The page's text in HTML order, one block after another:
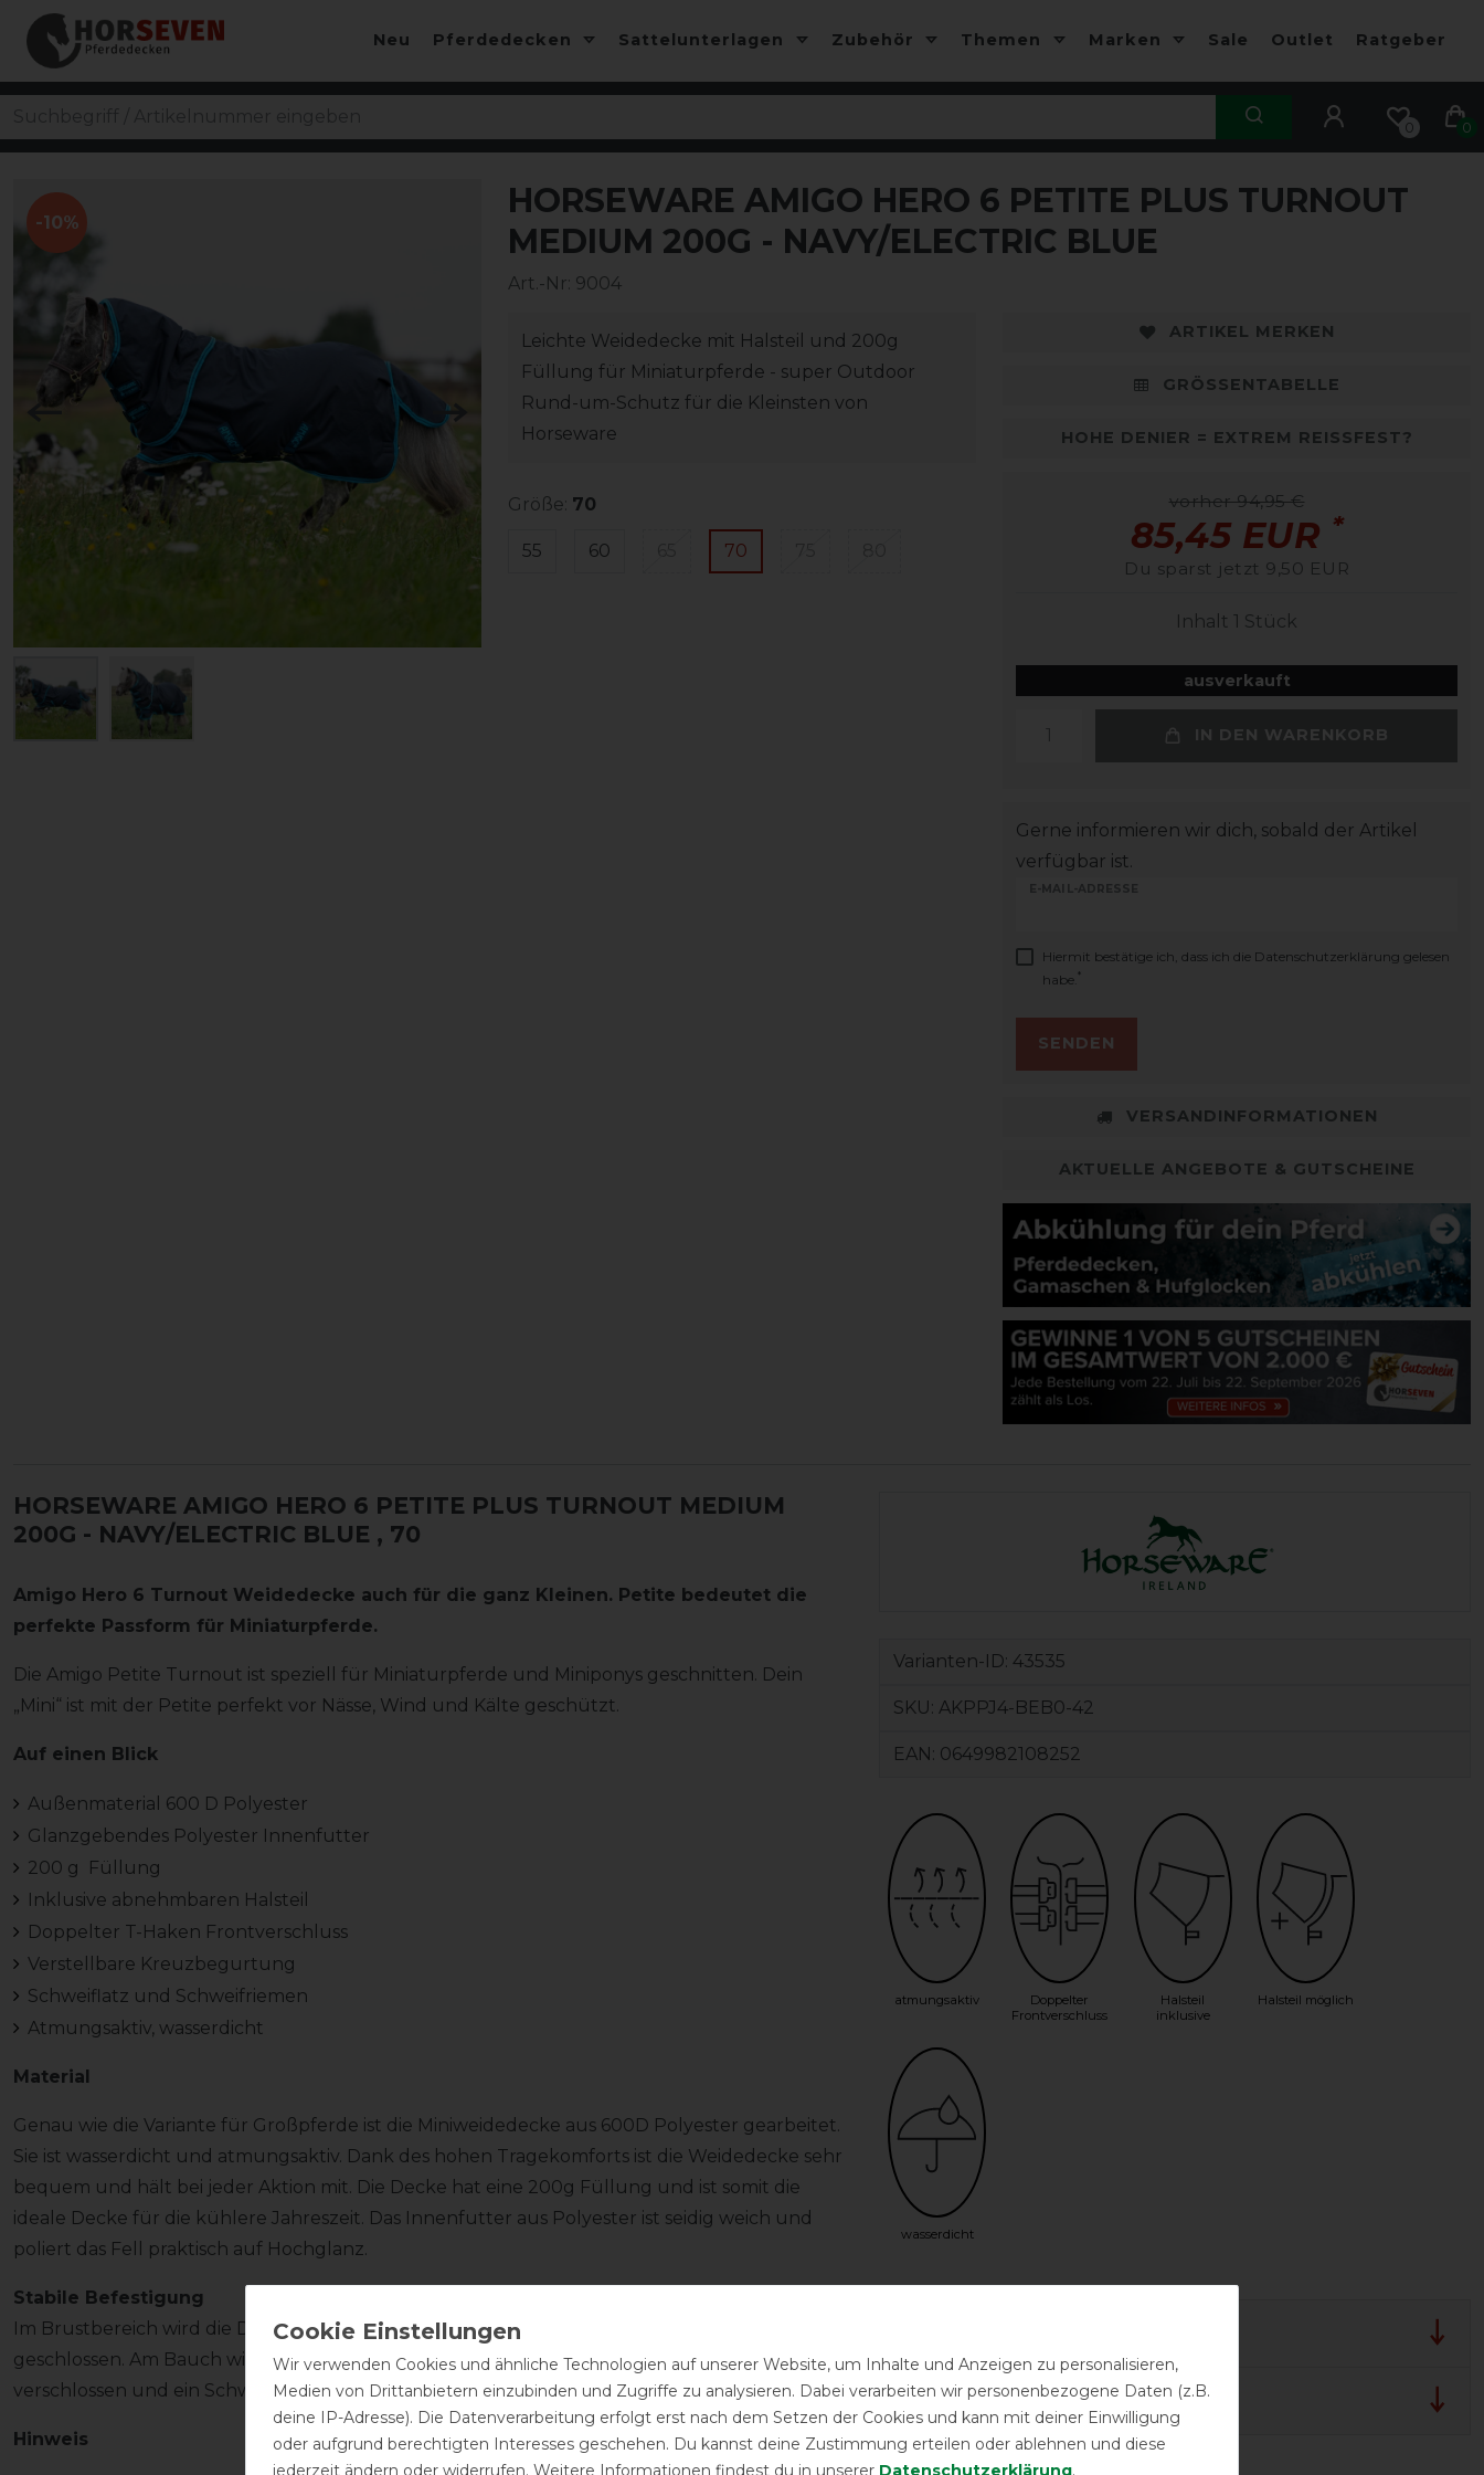
Neu Pferdedecken Sattelunterlagen Zubehör Themen Marken Sale Outlet Ratgeber
0 0
-10%
HORSEWARE AMIGO HERO 6 PETITE PLUS TURNOUT
MEDIUM 200G - NAVY/ELECTRIC BLUE
Art.-Nr: 9004
Leichte Weidedecke mit Halsteil und 200g
Füllung für Miniaturpferde - super Outdoor
Rund-um-Schutz für die Kleinsten von
Horseware
Größe: 70
55 60 70
ARTIKEL MERKEN
GRÖSSENTABELLE
HOHE DENIER = EXTREM REISSFEST?
vorher 94,95 €
85,45 EUR *
Du sparst jetzt 9,50 EUR
Inhalt 1 Stück
ausverkauft
IN DEN WARENKORB
Gerne informieren wir dich, sobald der Artikel
verfügbar ist.
E-MAIL-ADRESSE
Hiermit bestätige ich, dass ich die Daten­schutz­erklärung gelesen
habe. *
SENDEN
VERSANDINFORMATIONEN
AKTUELLE ANGEBOTE & GUTSCHEINE
HORSEWARE AMIGO HERO 6 PETITE PLUS TURNOUT MEDIUM
200G - NAVY/ELECTRIC BLUE , 70
Amigo Hero 6 Turnout Weidedecke auch für die ganz Kleinen. Petite bedeutet die
perfekte Passform für Miniaturpferde.
Die Amigo Petite Turnout ist speziell für Miniaturpferde und Miniponys geschnitten. Dein
„Mini“ ist mit der Petite perfekt vor Nässe, Wind und Kälte geschützt.
Auf einen Blick
Außenmaterial 600 D Polyester
Glanzgebendes Polyester Innenfutter
200 g Füllung
Inklusive abnehmbaren Halsteil
Doppelter T-Haken Frontverschluss
Verstellbare Kreuzbegurtung
Schweiflatz und Schweifriemen
Atmungsaktiv, wasserdicht
Material
Genau wie die Variante für Großpferde ist die Miniweidedecke aus 600D Polyester gearbeitet.
Sie ist wasserdicht und atmungsaktiv. Dank des hohen Tragekomforts ist die Weidedecke sehr
bequem und hält bei jeder Aktion mit. Die Decke hat eine 200g Füllung und ist somit die
ideale Decke für die kühlere Jahreszeit. Das Innenfutter aus Polyester ist seidig weich und
poliert das Fell praktisch auf Hochglanz.
Stabile Befestigung
Im Brustbereich wird die Decke mit einem doppelten T-Haken Verschluss aus Metall
geschlossen. Am Bauch wird sie mit zwei gekreuzten und verstellbaren Bauchgurten
verschlossen und ein Schweifriemen macht die Decke komplett.
Hinweis
Varianten-ID: 43535
SKU: AKPPJ4-BEB0-42
EAN: 0649982108252
atmungsaktiv
Doppelter
Frontverschluss
Halsteil
inklusive
Halsteil möglich
wasserdicht
Wasch- und Pflegehinweis
Wir verwenden Cookies und ähnliche Technologien auf unserer Website, um Inhalte und Anzeigen zu personalisieren,
Medien von Drittanbietern einzubinden und Zugriffe zu analysieren. Dabei verarbeiten wir personenbezogene Daten (z.B.
deine IP-Adresse). Die Datenverarbeitung erfolgt erst nach dem Setzen der Cookies und kann mit deiner Einwilligung
oder aufgrund berechtigten Interesses geschehen. Du kannst deine Zustimmung erteilen oder ablehnen und diese
jederzeit ändern oder widerrufen. Weitere Informationen findest du in unserer Daten­schutz­erklärung.